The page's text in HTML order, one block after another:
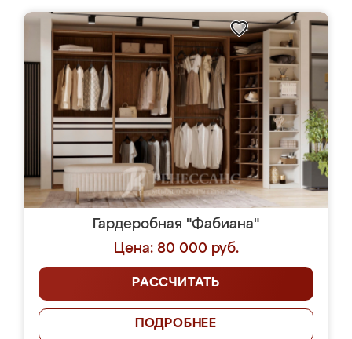
Гардеробная "Фабиана"
Цена: 80 000 руб.
РАССЧИТАТЬ
ПОДРОБНЕЕ